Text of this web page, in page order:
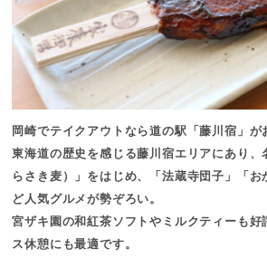
岡崎でテイクアウトなら道の駅「藤川宿」が
東海道の歴史を感じる藤川宿エリアにあり、
らさき麦）」をはじめ、「法蔵寺団子」「お
ど人気グルメが勢ぞろい。
宮ザキ園の和紅茶ソフトやミルクティーも好
ス休憩にも最適です。